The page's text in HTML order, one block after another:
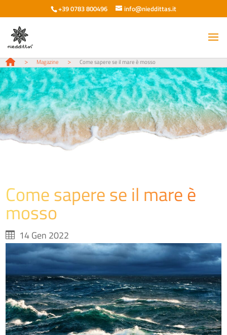
+39 0783 800496 info@nieddittas.it
> Magazine > Come sapere se il mare è mosso
Come sapere se il mare è
mosso
14 Gen 2022